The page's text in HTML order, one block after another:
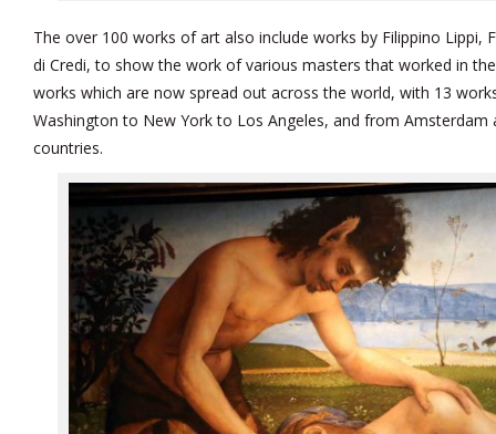
The over 100 works of art also include works by Filippino Lippi,
di Credi, to show the work of various masters that worked in
works which are now spread out across the world, with 13
Washington to New York to Los Angeles, and from Amsterdam
countries.